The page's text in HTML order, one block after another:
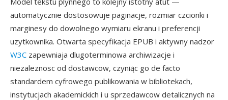
automatycznie dostosowuje paginacje, rozmiar czcionki i
marginesy do dowolnego wymiaru ekranu i preferencji
uzytkownika. Otwarta specyfikacja EPUB i aktywny nadzor
W3C zapewniaja dlugoterminowa archiwizacje i
niezaleznosc od dostawcow, czyniąc go de facto
standardem cyfrowego publikowania w bibliotekach,
instytucjach akademickich i u sprzedawcow detalicznych na